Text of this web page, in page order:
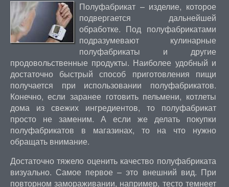
Полуфабрикат – изделие, которое
подвергается дальнейшей
обработке. Под полуфабрикатами
подразумевают кулинарные
полуфабрикаты и другие
продовольственные продукты. Наиболее удобный и
достаточно быстрый способ приготовления пищи
получается при использовании полуфабрикатов.
Конечно, если заранее готовить пельмени, котлеты
дома из свежих ингредиентов, то полуфабрикат
просто не заменим. А если же делать покупки
полуфабрикатов в магазинах, то на что нужно
обращать внимание.
Достаточно тяжело оценить качество полуфабриката
визуально. Самое первое – это внешний вид. При
повторном замораживании, например, тесто темнеет